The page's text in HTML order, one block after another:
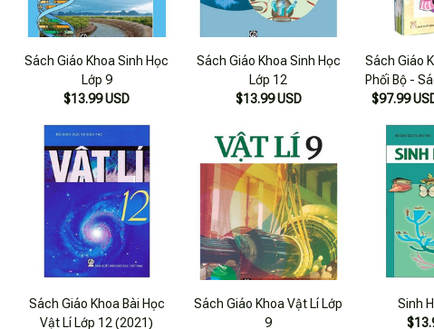
Sách Giáo Khoa Sinh Học
Lớp 9
$13.99 USD
Sách Giáo Khoa Sinh Học
Lớp 12
$13.99 USD
Sách Giáo
Phối Bộ -
12
$97.99
Sách Giáo Khoa Bài Học
Vật Lí Lớp 12 (2021)
Sách Giáo Khoa Vật Lí Lớp
9
Sinh